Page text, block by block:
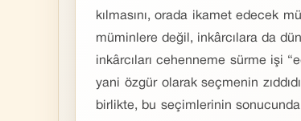
kılmasını, orada ikamet edecek
müminlere değil, inkârcılara da
inkârcıları cehenneme sürme işi
yani özgür olarak seçmenin
birlikte, bu seçimlerinin